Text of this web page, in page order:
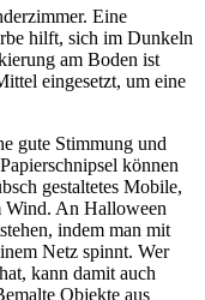
Eine
hilft, sich im Dunkeln
am Boden ist
eingesetzt, um eine
gute Stimmung und
können
gestaltetes Mobile,
Wind. An Halloween
indem man mit
Netz spinnt. Wer
kann damit auch
Objekte aus